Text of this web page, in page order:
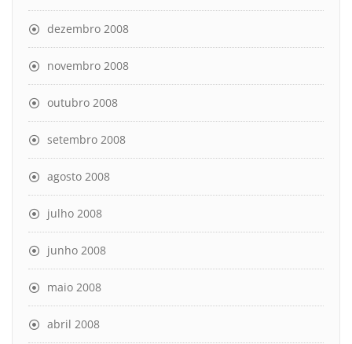
dezembro 2008
novembro 2008
outubro 2008
setembro 2008
agosto 2008
julho 2008
junho 2008
maio 2008
abril 2008